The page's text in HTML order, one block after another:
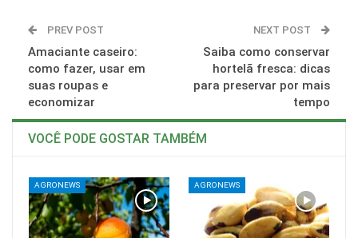
PREV POST
Amaciante caseiro:
como fazer, usar em
suas roupas e
economizar
NEXT POST
Saiba como conservar
hortelã fresca: dicas
para preservar por mais
tempo
VOCÊ PODE GOSTAR TAMBÉM
AGRONEWS AGRONEWS